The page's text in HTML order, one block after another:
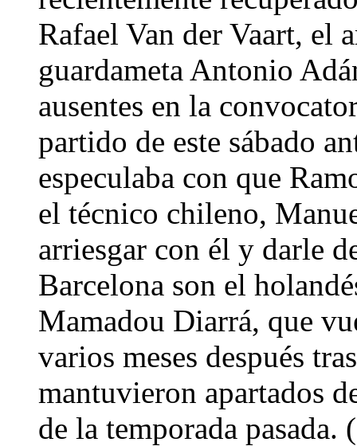
Rafael Van der Vaart, el
guardameta Antonio
ausentes en la
partido de este sábado
especulaba con que
el técnico chileno,
arriesgar con él y darle
Barcelona son el
Mamadou Diarrá, que
varios meses después
mantuvieron apartados
de la temporada